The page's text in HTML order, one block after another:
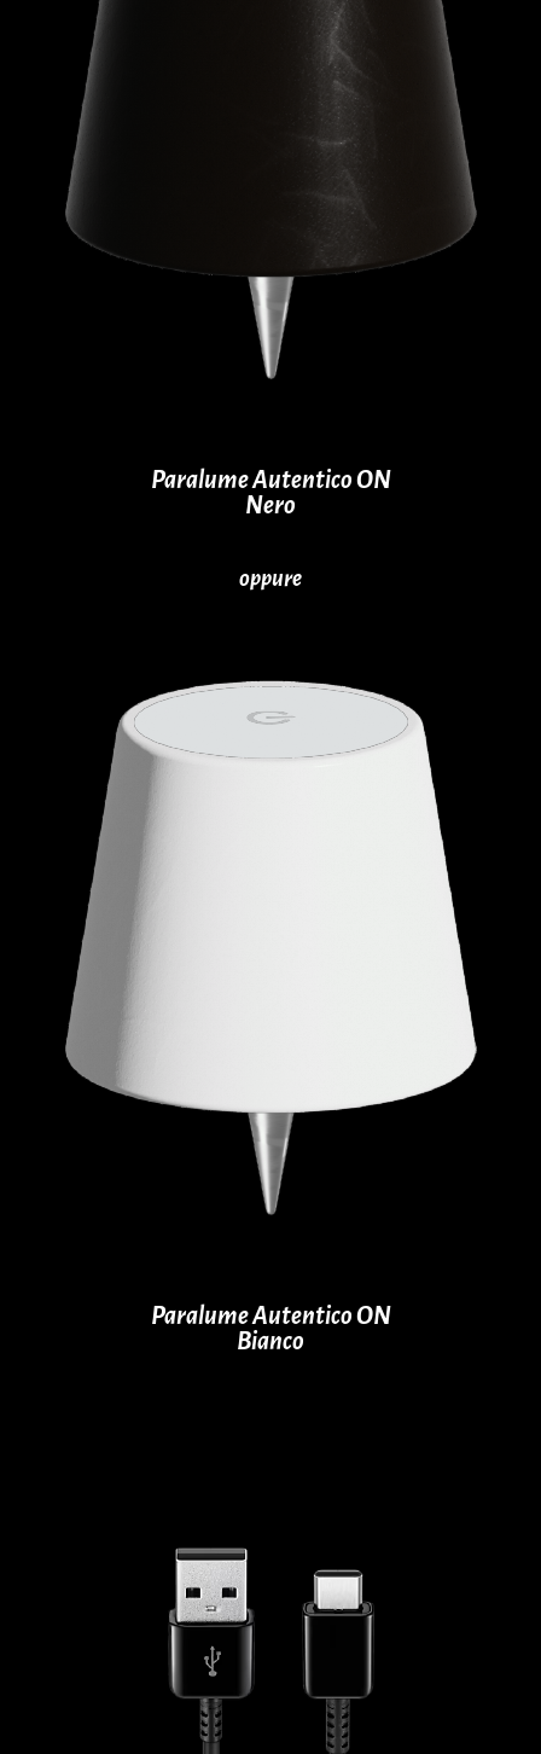
Paralume Autentico ON
Nero
oppure
Paralume Autentico ON
Bianco